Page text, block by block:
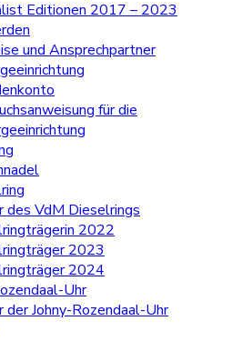
Editionen 2017 – 2023
und Ansprechpartner
für die
des VdM Dieselrings
2022
2023
2024
Uhr
der Johny-Rozendaal-Uhr